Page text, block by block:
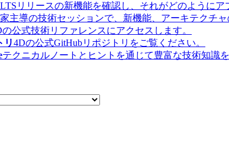
リリースの新機能を確認し、それがどのように
主導の技術セッションで、新機能、アーキテクチ
の公式技術リファレンスにアクセスします。
リ4Dの公式GitHubリポジトリをご覧ください。
テクニカルノートとヒントを通じて豊富な技術知識を